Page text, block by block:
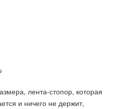
лента-стопор, которая
и ничего не держит,